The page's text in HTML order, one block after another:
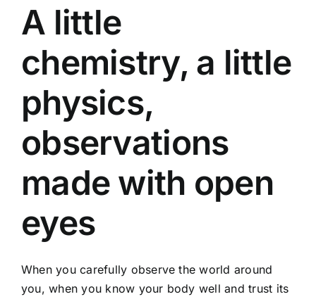
A little
chemistry, a little
physics,
observations
made with open
eyes
When you carefully observe the world around
you, when you know your body well and trust its